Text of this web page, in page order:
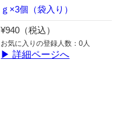
ｇ×3個（袋入り）
¥940（税込）
お気に入りの登録人数：0人
▶ 詳細ページへ